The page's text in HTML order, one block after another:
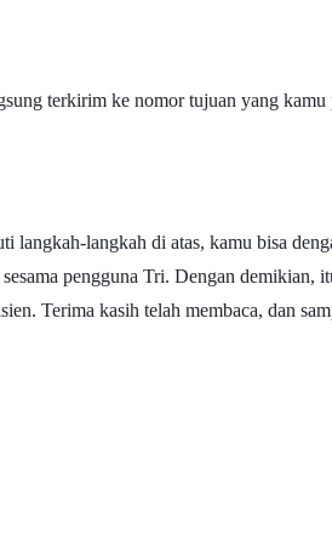
terkirim ke nomor tujuan yang
langkah di atas, kamu bisa
pengguna Tri. Dengan demikian,
Terima kasih telah membaca, dan